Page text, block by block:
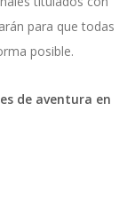
para que todas
posible.
de aventura en